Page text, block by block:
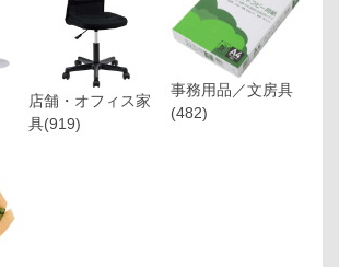
店舗・オフィス家
具(919)
事務用品／文房具
(482)